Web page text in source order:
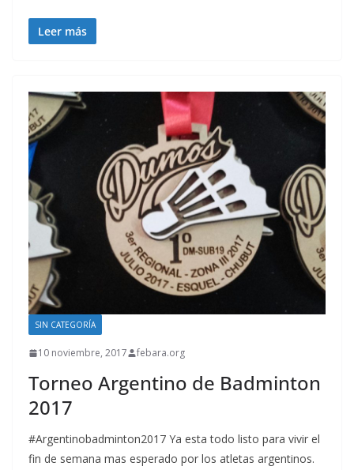
Leer más
SIN CATEGORÍA
10 noviembre, 2017 febara.org
Torneo Argentino de Badminton
2017
#Argentinobadminton2017 Ya esta todo listo para vivir el
fin de semana mas esperado por los atletas argentinos.